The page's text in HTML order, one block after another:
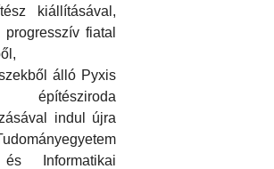
kiállításával,
fiatal
álló Pyxis
építésziroda
indul újra
Informatikai